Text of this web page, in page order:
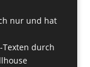
nur und hat
durch